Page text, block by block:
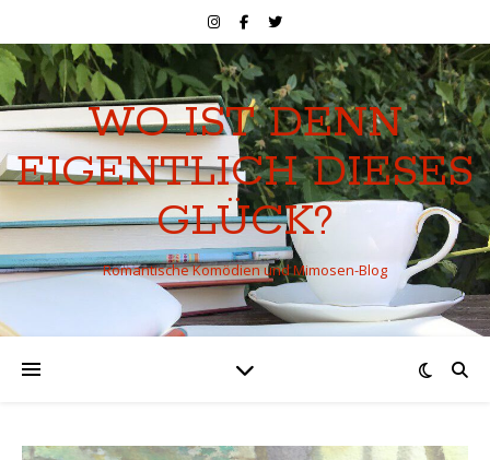
WO IST DENN
EIGENTLICH DIESES
GLÜCK?
Romantische Komödien und Mimosen-Blog